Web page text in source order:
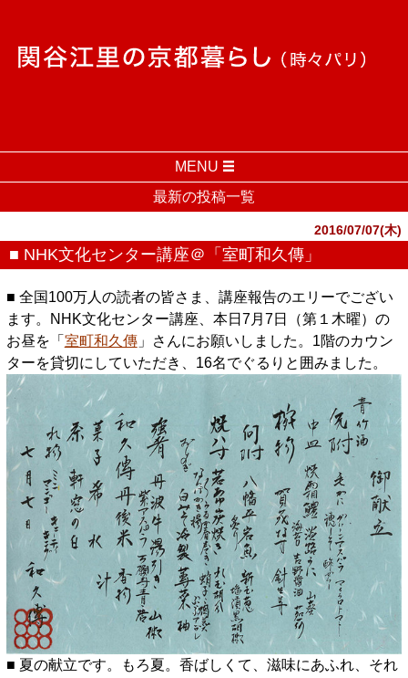
MENU
最新の投稿一覧
2016/07/07(木)
■ NHK文化センター講座＠「室町和久傳」
■ 全国100万人の読者の皆さま、講座報告のエリーでござい
ます。NHK文化センター講座、本日7月7日（第１木曜）の
お昼を「 室町和久傳」さんにお願いしました。1階のカウン
ターを貸切にしていただき、16名でぐるりと囲みました。
■ 夏の献立です。もろ夏。香ばしくて、滋味にあふれ、それ